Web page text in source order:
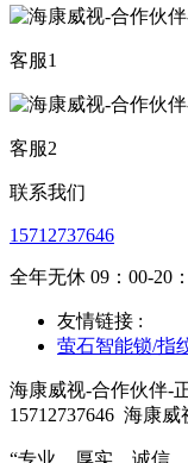
客服1
客服2
联系我们
15712737646
全年无休 09：00-20
友情链接 :
萤石智能锁/指
海康威视-合作伙伴-
15712737646 海康威
“专业、厚实、诚信